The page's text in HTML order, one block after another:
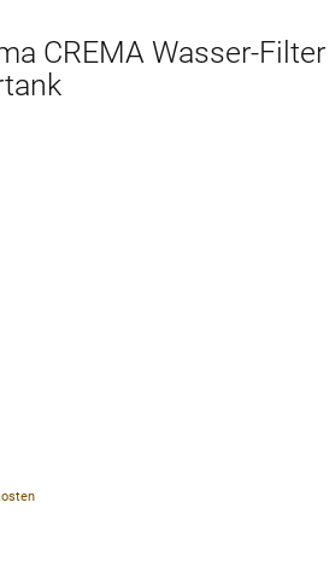
CREMA Wasser-Filter